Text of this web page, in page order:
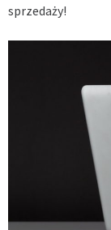
sprzedaży!